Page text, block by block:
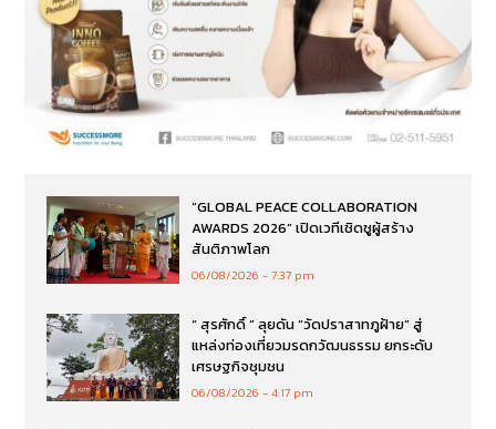
“GLOBAL PEACE COLLABORATION
AWARDS 2026” เปิดเวทีเชิดชูผู้สร้าง
สันติภาพโลก
06/08/2026 7:37 pm
“ สุรศักดิ์ ” ลุยดัน “วัดปราสาทภูฝ้าย” สู่
แหล่งท่องเที่ยวมรดกวัฒนธรรม ยกระดับ
เศรษฐกิจชุมชน
06/08/2026 4:17 pm